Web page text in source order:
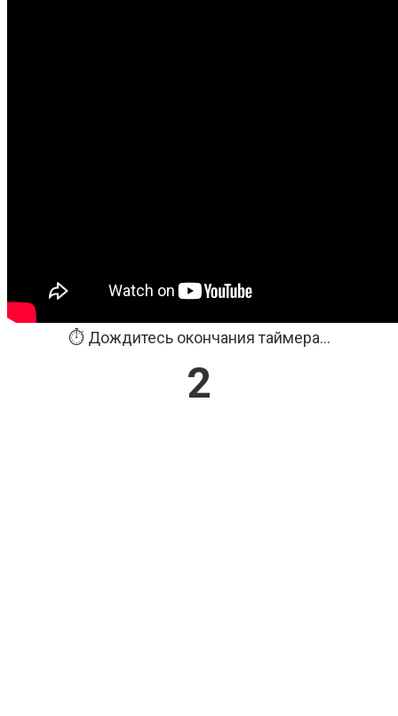
⏱️ Дождитесь окончания таймера...
2